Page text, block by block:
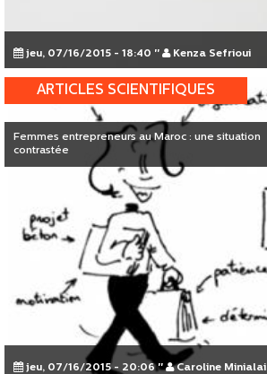
jeu, 07/16/2015 - 18:40 " Kenza Sefrioui
Femmes entrepreneurs au Maroc : une situation
contrastée
ARTICLES SCIENTIFIQUES
jeu, 07/16/2015 - 20:06" Caroline Minialai